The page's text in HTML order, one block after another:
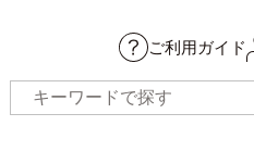
ご利用ガイド